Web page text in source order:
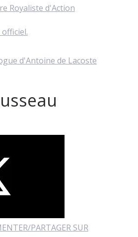
Royaliste d'Action
officiel.
d'Antoine de Lacoste
PARTAGER SUR